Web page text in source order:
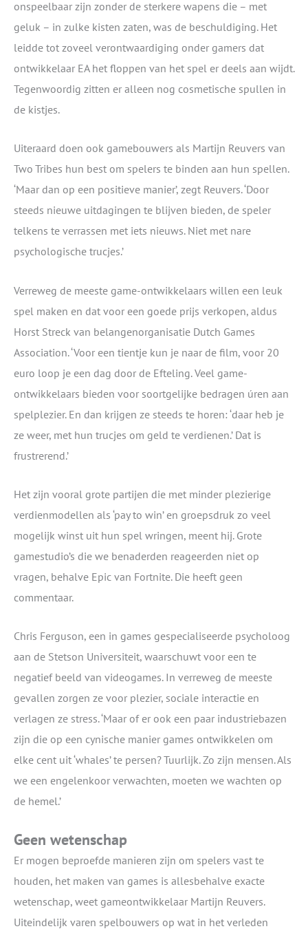
onspeelbaar zijn zonder de sterkere wapens die – met
geluk – in zulke kisten zaten, was de beschuldiging. Het
leidde tot zoveel verontwaardiging onder gamers dat
ontwikkelaar EA het floppen van het spel er deels aan wijdt.
Tegenwoordig zitten er alleen nog cosmetische spullen in
de kistjes.
Uiteraard doen ook gamebouwers als Martijn Reuvers van
Two Tribes hun best om spelers te binden aan hun spellen.
‘Maar dan op een positieve manier’, zegt Reuvers. ‘Door
steeds nieuwe uitdagingen te blijven bieden, de speler
telkens te verrassen met iets nieuws. Niet met nare
psychologische trucjes.’
Verreweg de meeste game-ontwikkelaars willen een leuk
spel maken en dat voor een goede prijs verkopen, aldus
Horst Streck van belangenorganisatie Dutch Games
Association. ‘Voor een tientje kun je naar de film, voor 20
euro loop je een dag door de Efteling. Veel game-
ontwikkelaars bieden voor soortgelijke bedragen úren aan
spelplezier. En dan krijgen ze steeds te horen: ‘daar heb je
ze weer, met hun trucjes om geld te verdienen.’ Dat is
frustrerend.’
Het zijn vooral grote partijen die met minder plezierige
verdienmodellen als ‘pay to win’ en groepsdruk zo veel
mogelijk winst uit hun spel wringen, meent hij. Grote
gamestudio’s die we benaderden reageerden niet op
vragen, behalve Epic van Fortnite. Die heeft geen
commentaar.
Chris Ferguson, een in games gespecialiseerde psycholoog
aan de Stetson Universiteit, waarschuwt voor een te
negatief beeld van videogames. In verreweg de meeste
gevallen zorgen ze voor plezier, sociale interactie en
verlagen ze stress. ‘Maar of er ook een paar industriebazen
zijn die op een cynische manier games ontwikkelen om
elke cent uit ‘whales’ te persen? Tuurlijk. Zo zijn mensen. Als
we een engelenkoor verwachten, moeten we wachten op
de hemel.’
Geen wetenschap
Er mogen beproefde manieren zijn om spelers vast te
houden, het maken van games is allesbehalve exacte
wetenschap, weet gameontwikkelaar Martijn Reuvers.
Uiteindelijk varen spelbouwers op wat in het verleden